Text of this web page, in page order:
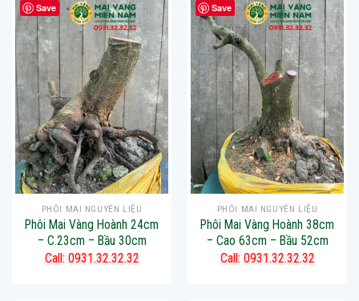
Save
PHÔI MAI NGUYÊN LIỆU
Phôi Mai Vàng Hoành 24cm
– C.23cm – Bầu 30cm
Call: 0931.32.32.32
Save
PHÔI MAI NGUYÊN LIỆU
Phôi Mai Vàng Hoành 38cm
– Cao 63cm – Bầu 52cm
Call: 0931.32.32.32